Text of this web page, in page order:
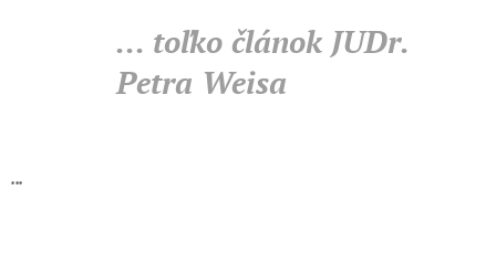
... toľko článok JUDr.
Petra Weisa
...